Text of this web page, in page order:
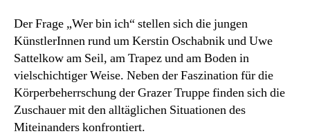
Der Frage „Wer bin ich“ stellen sich die jungen
KünstlerInnen rund um Kerstin Oschabnik und Uwe
Sattelkow am Seil, am Trapez und am Boden in
vielschichtiger Weise. Neben der Faszination für die
Körperbeherrschung der Grazer Truppe finden sich die
Zuschauer mit den alltäglichen Situationen des
Miteinanders konfrontiert.